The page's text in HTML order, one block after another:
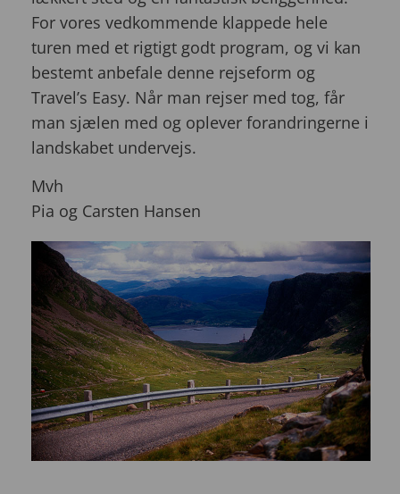
For vores vedkommende klappede hele
turen med et rigtigt godt program, og vi kan
bestemt anbefale denne rejseform og
Travel’s Easy. Når man rejser med tog, får
man sjælen med og oplever forandringerne i
landskabet undervejs.
Mvh
Pia og Carsten Hansen